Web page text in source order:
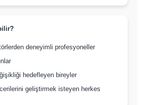
deneyimli profesyoneller
hedefleyen bireyler
geliştirmek isteyen herkes